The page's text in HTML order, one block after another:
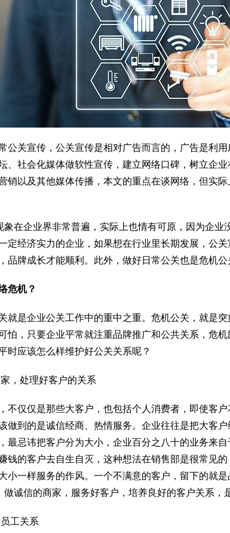
公关宣传，公关宣传是相对广告而言的，广告是利
、社会化媒体做软性宣传，建立网络口碑，树立企
销以及其他媒体传播，本文的重点在谈网络，但实
象在企业界非常普遍，实际上也情有可原，因为企业
定经济实力的企业，如果想在行业里长期发展，公
品牌成长才能顺利。此外，做好日常公关也是危机公
危机？
就是企业公关工作中的重中之重。危机公关，就是
怕，只要企业平常就注重品牌推广和公共关系，危
时应该怎么样维护好公关关系呢？
，处理好客户的关系
不仅仅是那些大客户，也包括个人消费者，即使客
做到的是诚信经商、热情服务。企业往往是把大客户
最忌讳把客户分为大小，企业百分之八十的业务来
钱的客户去自生自灭，这种想法在销售部是很常见
小一样服务的作风。一个不满意的客户，留下的就
做诚信的商家，服务好客户，培养良好的客户关系，
工关系